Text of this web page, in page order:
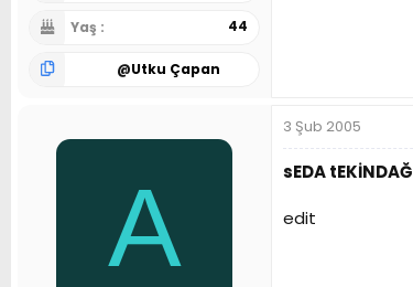
Yaş 44
@Utku Çapan
A
3 Şub 2005
sEDA tEKİNDAĞ
edit